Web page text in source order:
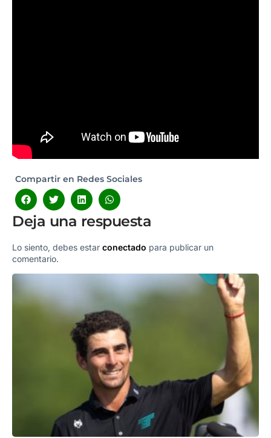
Compartir en Redes Sociales
Deja una respuesta
Lo siento, debes estar conectado para publicar un
comentario.